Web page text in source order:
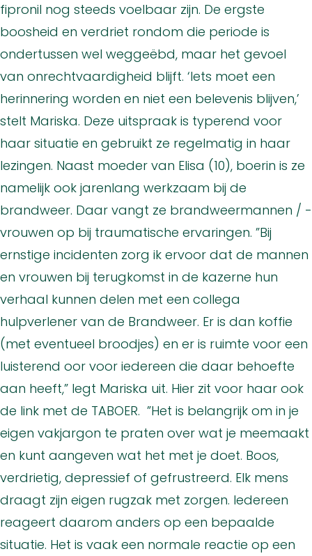
fipronil nog steeds voelbaar zijn. De ergste
boosheid en verdriet rondom die periode is
ondertussen wel weggeëbd, maar het gevoel
van onrechtvaardigheid blijft. ‘Iets moet een
herinnering worden en niet een belevenis blijven,’
stelt Mariska. Deze uitspraak is typerend voor
haar situatie en gebruikt ze regelmatig in haar
lezingen. Naast moeder van Elisa (10), boerin is ze
namelijk ook jarenlang werkzaam bij de
brandweer. Daar vangt ze brandweermannen / -
vrouwen op bij traumatische ervaringen. ”Bij
ernstige incidenten zorg ik ervoor dat de mannen
en vrouwen bij terugkomst in de kazerne hun
verhaal kunnen delen met een collega
hulpverlener van de Brandweer. Er is dan koffie
(met eventueel broodjes) en er is ruimte voor een
luisterend oor voor iedereen die daar behoefte
aan heeft,” legt Mariska uit. Hier zit voor haar ook
de link met de TABOER. ”Het is belangrijk om in je
eigen vakjargon te praten over wat je meemaakt
en kunt aangeven wat het met je doet. Boos,
verdrietig, depressief of gefrustreerd. Elk mens
draagt zijn eigen rugzak met zorgen. Iedereen
reageert daarom anders op een bepaalde
situatie. Het is vaak een normale reactie op een